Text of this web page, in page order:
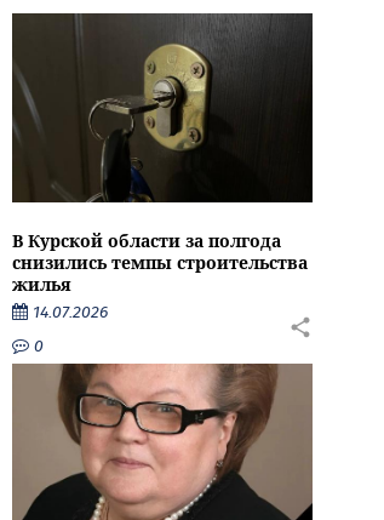
В Курской области за полгода
снизились темпы строительства
жилья
14.07.2026
0